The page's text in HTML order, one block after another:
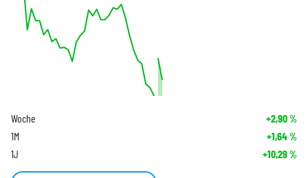
Woche +2,90%
1M +1,64%
1J +10,29%